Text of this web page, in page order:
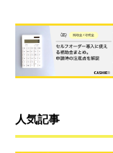
人気記事